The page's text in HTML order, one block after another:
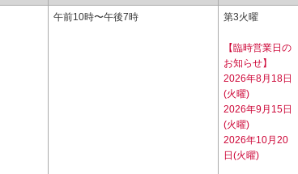
午前10時〜午後7時 第3火曜
【臨時営業日の
お知らせ】
2026年8月18日
(火曜)
2026年9月15日
(火曜)
2026年10月20
日(火曜)